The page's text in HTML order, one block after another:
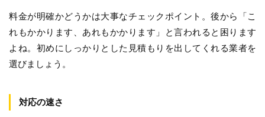
料金が明確かどうかは大事なチェックポイント。後から「こ
れもかかります、あれもかかります」と言われると困ります
よね。初めにしっかりとした見積もりを出してくれる業者を
選びましょう。
対応の速さ